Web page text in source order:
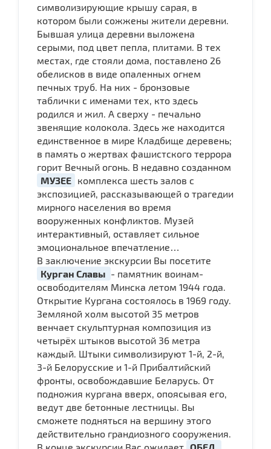
символизирующие крышу сарая, в
котором были сожжены жители деревни.
Бывшая улица деревни выложена
серыми, под цвет пепла, плитами. В тех
местах, где стояли дома, поставлено 26
обелисков в виде опаленных огнем
печных труб. На них - бронзовые
таблички с именами тех, кто здесь
родился и жил. А сверху - печально
звенящие колокола. Здесь же находится
единственное в мире Кладбище деревень;
в память о жертвах фашистского террора
горит Вечный огонь. В недавно созданном
МУЗЕЕ комплекса шесть залов с
экспозицией, рассказывающей о трагедии
мирного населения во время
вооруженных конфликтов. Музей
интерактивный, оставляет сильное
эмоциональное впечатление…
В заключение экскурсии Вы посетите
Курган Славы - памятник воинам-
освободителям Минска летом 1944 года.
Открытие Кургана состоялось в 1969 году.
Земляной холм высотой 35 метров
венчает скульптурная композиция из
четырёх штыков высотой 36 метра
каждый. Штыки символизируют 1-й, 2-й,
3-й Белорусские и 1-й Прибалтийский
фронты, освобождавшие Беларусь. От
подножия кургана вверх, опоясывая его,
ведут две бетонные лестницы. Вы
сможете подняться на вершину этого
действительно грандиозного сооружения.
В конце экскурсии Вас ожидает ОБЕД.